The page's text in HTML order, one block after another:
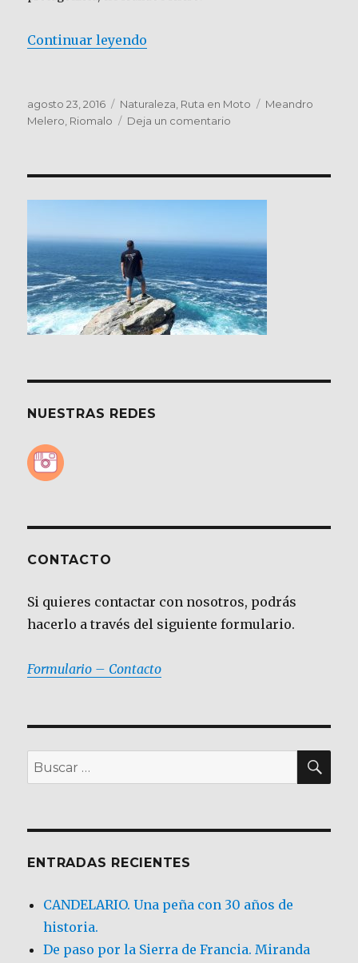
Continuar leyendo
Publicado
el
agosto 23, 2016 Categorías
Naturaleza, Ruta en Moto Etiquetas
Meandro
Melero, Riomalo Deja un comentario
de
NUESTRAS REDES
CONTACTO
Si quieres contactar con nosotros, podrás
hacerlo a través del siguiente formulario.
Formulario – Contacto
Buscar
por:
ENTRADAS RECIENTES
CANDELARIO. Una peña con 30 años de
historia.
De paso por la Sierra de Francia. Miranda